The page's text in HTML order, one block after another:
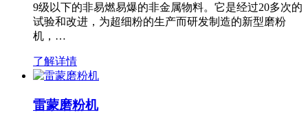
9级以下的非易燃易爆的非金属物料。它是经过20多次的
试验和改进，为超细粉的生产而研发制造的新型磨粉
机，…
了解详情
雷蒙磨粉机